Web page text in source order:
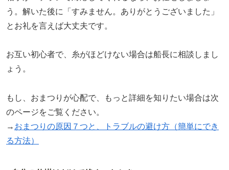
う。解いた後に「すみません。ありがとうございました」
とお礼を言えば大丈夫です。
お互い初心者で、糸がほどけない場合は船長に相談しまし
ょう。
もし、おまつりが心配で、もっと詳細を知りたい場合は次
のページをご覧ください。
→ おまつりの原因７つと、トラブルの避け方（簡単にでき
る方法）